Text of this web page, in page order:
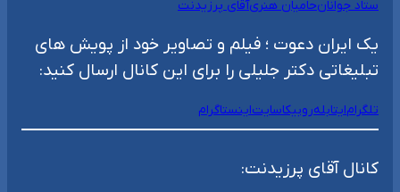
ستاد جوانانحامیان هنریآقای پرزیدنت
یک ایران دعوت ؛ فیلم و تصاویر خود از پویش های
تبلیغاتی دکتر جلیلی را برای این کانال ارسال کنید:
تلگرامایتابلهروبیکاسایتاینستاگرام
کانال آقای پرزیدنت: